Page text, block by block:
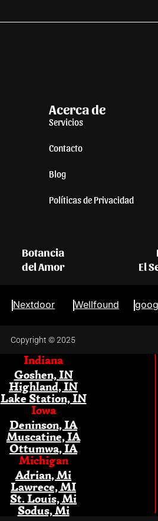
Acerca de
Servicios
Contacto
Blog
Políticas de Privacidad
Botancia
del Amor
El
Nextdoor Wellfound
Copyright © 2025
Indiana
Goshen, IN
Highland, IN
Lake Station, IN
Iowa
Deninson, IA
Muscatine, IA
Ottumwa, IA
Michigan
Adrian, Mi
Lawrece, MI
St. Louis, Mi
Sodus, Mi